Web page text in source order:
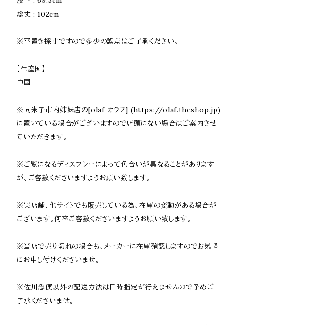
総丈 : 102cm
※平置き採寸ですので多少の誤差はご了承ください。
【生産国】
中国
※同米子市内姉妹店の[olaf オラフ] (https://olaf.theshop.jp)
に置いている場合がございますので店頭にない場合はご案内させ
ていただきます。
※ご覧になるディスプレーによって色合いが異なることがあります
が、ご容赦くださいますようお願い致します。
※実店舗、他サイトでも販売している為、在庫の変動がある場合が
ございます。何卒ご容赦くださいますようお願い致します。
※当店で売り切れの場合も、メーカーに在庫確認しますのでお気軽
にお申し付けくださいませ。
※佐川急便以外の配送方法は日時指定が行えませんので予めご
了承くださいませ。